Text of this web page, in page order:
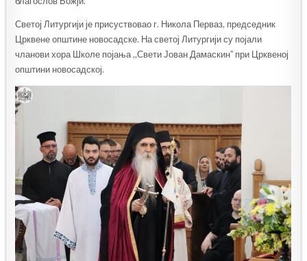
Светој Литургији је присуствовао г. Никола Перваз, председник
Црквене општине новосадске. На светој Литургији су појали
чланови хора Школе појања „Свети Јован Дамаскинˮ при Црквеној
општини новосадској.